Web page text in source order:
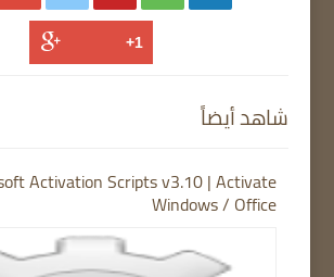
شاهد أيضاً
Activation Scripts v3.10 | Activate
Windows / Office